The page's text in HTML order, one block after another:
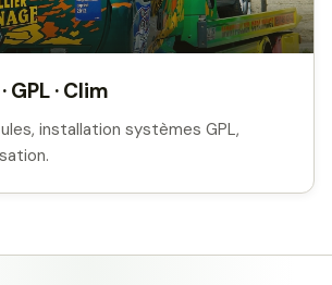
· Clim
installation systèmes GPL,